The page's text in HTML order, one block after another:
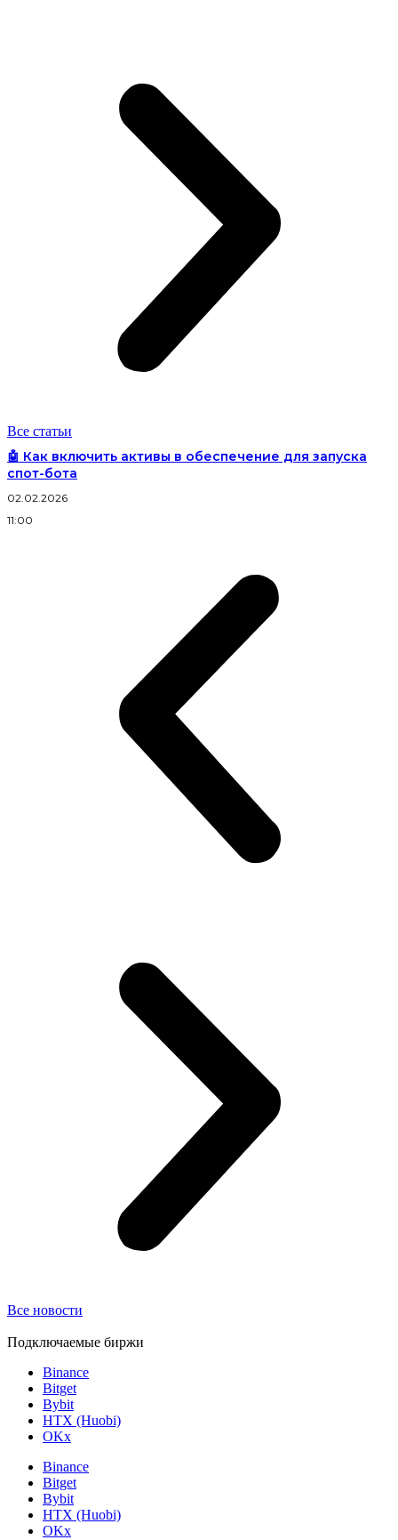
Все статьи
🤖 Как включить активы в обеспечение для запуска
спот-бота
02.02.2026
11:00
Все новости
Подключаемые биржи
Binance
Bitget
Bybit
HTX (Huobi)
OKx
Binance
Bitget
Bybit
HTX (Huobi)
OKx